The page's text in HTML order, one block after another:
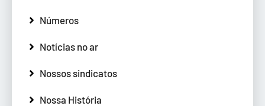
Números
Notícias no ar
Nossos sindicatos
Nossa História